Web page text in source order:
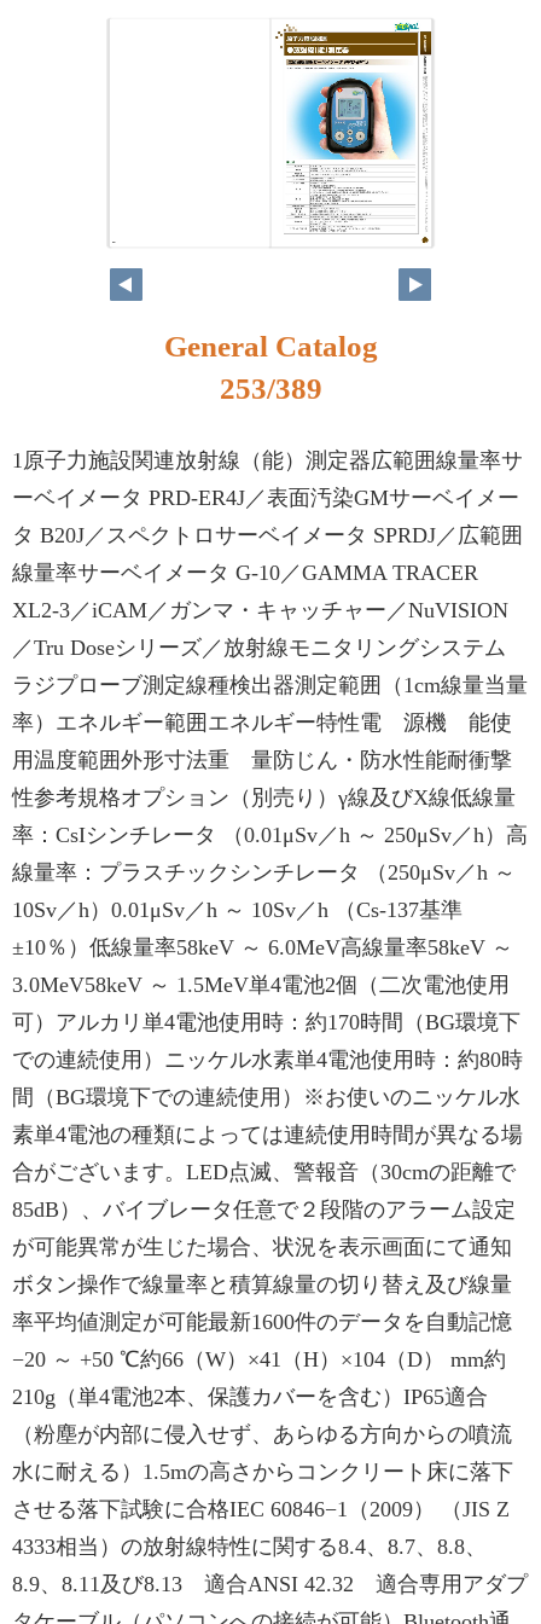
236 237
General Catalog
253/389
1原子力施設関連放射線（能）測定器広範囲線量率サ
ーベイメータ PRD-ER4J／表面汚染GMサーベイメー
タ B20J／スペクトロサーベイメータ SPRDJ／広範囲
線量率サーベイメータ G-10／GAMMA TRACER
XL2-3／iCAM／ガンマ・キャッチャー／NuVISION
／Tru Doseシリーズ／放射線モニタリングシステム
ラジプローブ測定線種検出器測定範囲（1cm線量当量
率）エネルギー範囲エネルギー特性電 源機 能使
用温度範囲外形寸法重 量防じん・防水性能耐衝撃
性参考規格オプション（別売り）γ線及びX線低線量
率：CsIシンチレータ （0.01μSv／h ～ 250μSv／h）高
線量率：プラスチックシンチレータ （250μSv／h ～
10Sv／h）0.01μSv／h ～ 10Sv／h （Cs-137基準
±10％）低線量率58keV ～ 6.0MeV高線量率58keV ～
3.0MeV58keV ～ 1.5MeV単4電池2個（二次電池使用
可）アルカリ単4電池使用時：約170時間（BG環境下
での連続使用）ニッケル水素単4電池使用時：約80時
間（BG環境下での連続使用）※お使いのニッケル水
素単4電池の種類によっては連続使用時間が異なる場
合がございます。LED点滅、警報音（30cmの距離で
85dB）、バイブレータ任意で２段階のアラーム設定
が可能異常が生じた場合、状況を表示画面にて通知
ボタン操作で線量率と積算線量の切り替え及び線量
率平均値測定が可能最新1600件のデータを自動記憶
−20 ～ +50 ℃約66（W）×41（H）×104（D） mm約
210g（単4電池2本、保護カバーを含む）IP65適合
（粉塵が内部に侵入せず、あらゆる方向からの噴流
水に耐える）1.5mの高さからコンクリート床に落下
させる落下試験に合格IEC 60846−1（2009） （JIS Z
4333相当）の放射線特性に関する8.4、8.7、8.8、
8.9、8.11及び8.13 適合ANSI 42.32 適合専用アダプ